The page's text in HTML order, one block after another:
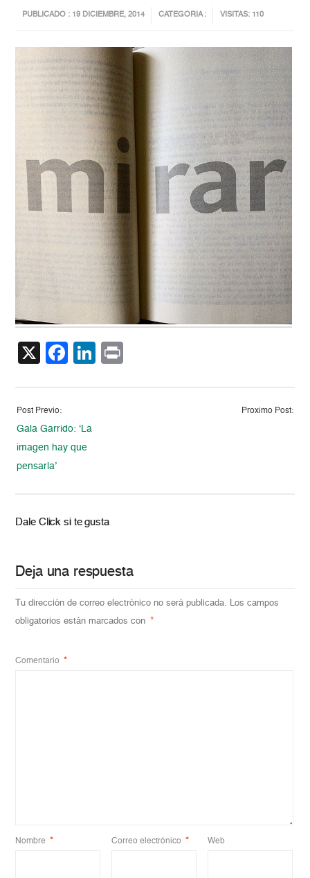
PUBLICADO : 19 DICIEMBRE, 2014 CATEGORIA : VISITAS: 110
X Facebook
LinkedIn
Post Previo:
Gala Garrido: ‘La
imagen hay que
pensarla’
Proximo Post:
Dale Click si te gusta
Deja una respuesta
Tu dirección de correo electrónico no será publicada. Los campos
obligatorios están marcados con
*
Comentario *
Nombre * Correo electrónico * Web